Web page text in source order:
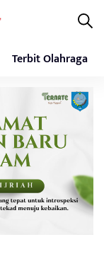
Terbit Olahraga